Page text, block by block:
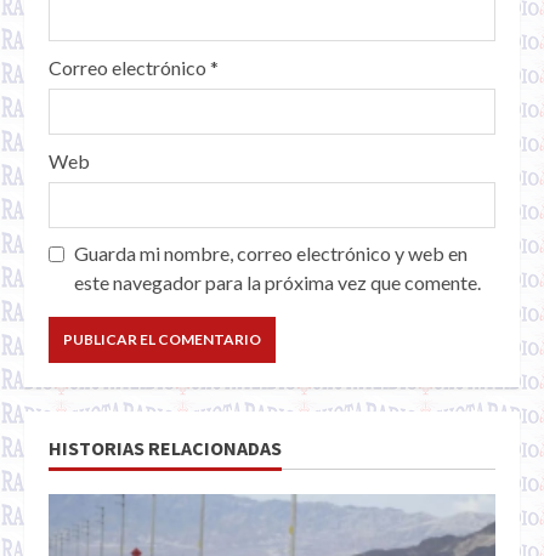
Correo electrónico *
Web
Guarda mi nombre, correo electrónico y web en
este navegador para la próxima vez que comente.
HISTORIAS RELACIONADAS